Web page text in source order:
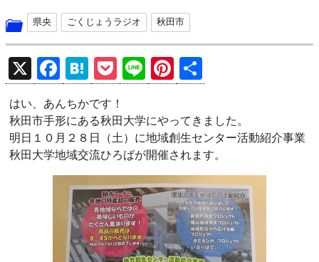
県央 ごくじょうラジオ 秋田市
X
F
a
ce
b
o
o
k
H
at
e
n
a
P
o
ck
et
Li
n
e
Pi
nt
er
es
t
有
はい、あんちかです！
秋田市手形にある秋田大学にやってきました。
明日１０月２８日（土）に地域創生センター活動紹介事業
秋田大学地域交流ひろばが開催されます。